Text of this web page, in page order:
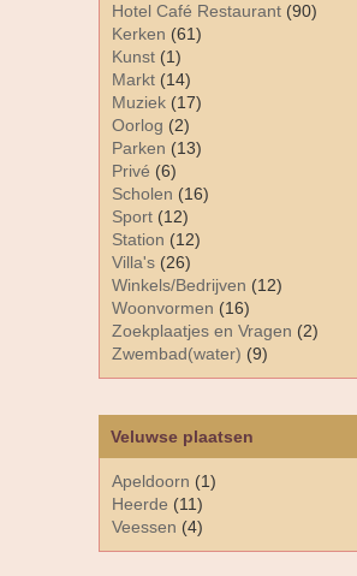
Hotel Café Restaurant (90)
Kerken (61)
Kunst (1)
Markt (14)
Muziek (17)
Oorlog (2)
Parken (13)
Privé (6)
Scholen (16)
Sport (12)
Station (12)
Villa's (26)
Winkels/Bedrijven (12)
Woonvormen (16)
Zoekplaatjes en Vragen (2)
Zwembad(water) (9)
Veluwse plaatsen
Apeldoorn (1)
Heerde (11)
Veessen (4)